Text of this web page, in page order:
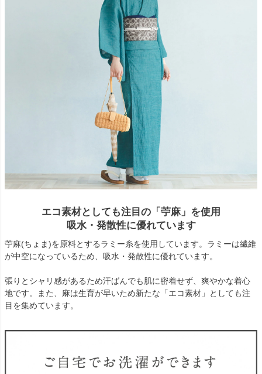
エコ素材としても注目の「苧麻」を使用
吸水・発散性に優れています
苧麻(ちょま)を原料とするラミー糸を使用しています。ラミーは繊維
が中空になっているため、吸水・発散性に優れています。
張りとシャリ感があるため汗ばんでも肌に密着せず、爽やかな着心
地です。また、麻は生育が早いため新たな「エコ素材」としても注
目を集めています。